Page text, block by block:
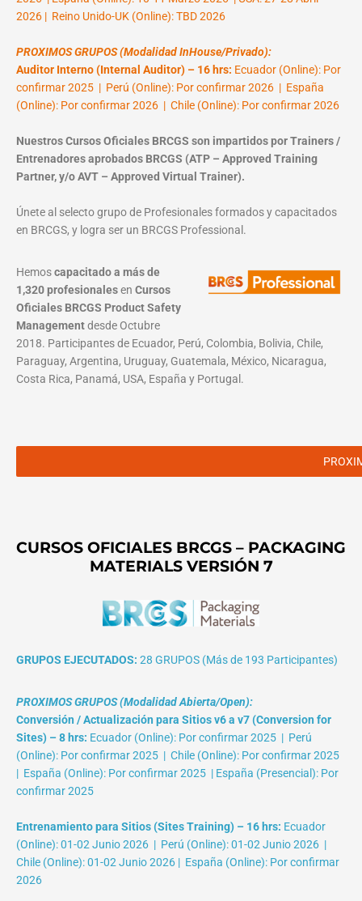
2026 | Reino Unido-UK (Online): TBD 2026
PROXIMOS GRUPOS (Modalidad InHouse/Privado):
Auditor Interno (Internal Auditor) – 16 hrs: Ecuador (Online): Por
confirmar 2025 | Perú (Online): Por confirmar 2026 | España
(Online): Por confirmar 2026 | Chile (Online): Por confirmar 2026
Nuestros Cursos Oficiales BRCGS son impartidos por Trainers /
Entrenadores aprobados BRCGS (ATP – Approved Training
Partner, y/o AVT – Approved Virtual Trainer).
Únete al selecto grupo de Profesionales formados y capacitados
en BRCGS, y logra ser un BRCGS Professional.
Hemoscapacitado a más de
1,320 profesionalesen Cursos
Oficiales BRCGS Product Safety
Managementdesde Octubre
2018. Participantes de Ecuador, Perú, Colombia, Bolivia, Chile,
Paraguay, Argentina, Uruguay, Guatemala, México, Nicaragua,
Costa Rica, Panamá, USA, España y Portugal.
CURSOS OFICIALES BRCGS – PACKAGING
MATERIALS VERSIÓN 7
GRUPOS EJECUTADOS: 28 GRUPOS (Más de 193 Participantes)
PROXIMOS GRUPOS (Modalidad Abierta/Open):
Conversión / Actualización para Sitios v6 a v7 (Conversion for
Sites) – 8 hrs: Ecuador (Online): Por confirmar 2025 | Perú
(Online): Por confirmar 2025 | Chile (Online): Por confirmar 2025
| España (Online): Por confirmar 2025 | España (Presencial): Por
confirmar 2025
Entrenamiento para Sitios (Sites Training) – 16 hrs: Ecuador
(Online): 01-02 Junio 2026 | Perú (Online): 01-02 Junio 2026 |
Chile (Online): 01-02 Junio 2026 | España (Online): Por confirmar
2026